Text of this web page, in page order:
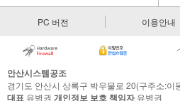
PC 버전 이용안내
안산시스템공조
경기도 안산시 상록구 박우물로 20(구주소:이
대표 유병권 개인정보 보호 책임자유병권